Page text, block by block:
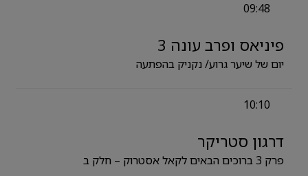
09:48
פיניאס ופרב עונה 3
יום של שיער גרוע/ נקניק בהפתעה
10:10
דרגון סטריקר
פרק 3 ברוכים הבאים לקאל אסטרוק – חלק ב